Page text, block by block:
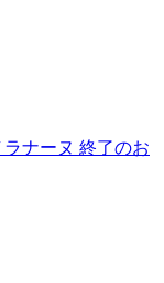
ラナーヌ 終了のお